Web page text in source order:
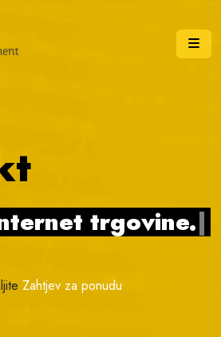
trgovine.|
Zahtjev za ponudu